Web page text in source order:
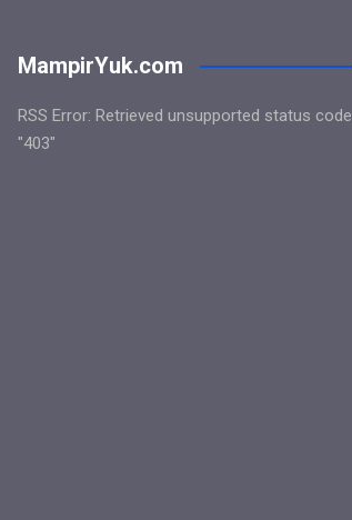
MampirYuk.com
RSS Error: Retrieved unsupported status code
"403"